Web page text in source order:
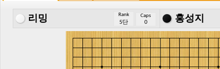
리밍 Rank
5단
Caps
0 홍성지